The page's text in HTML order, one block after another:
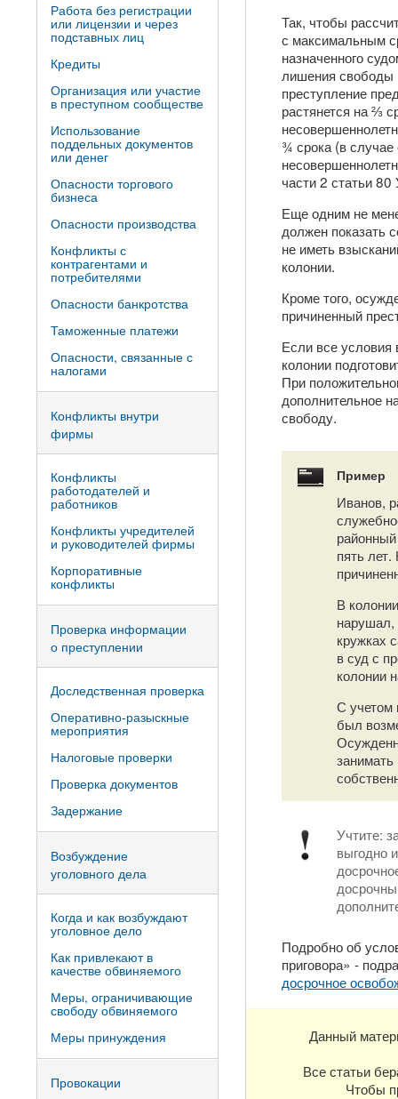
Так, чтобы
с максимальным
назначенного
лишения свободы
преступление
растянется на ⅔
¾ срока (в случае
части 2 статьи
Еще одним не
должен показать
не иметь
колонии.
Кроме того,
причиненный
Если все
колонии
При
дополнительное
свободу.
Пример
Иванов,
пять
В
нарушал,
кружках
в суд с
колонии
С учетом
был
Учтите:
выгодно
Подробно об
приговора» -
досрочное
Данный
Все статьи
Чтобы
Работа без регистрации
или лицензии и через
подставных лиц
Кредиты
Организация или участие
в преступном сообществе
Использование
поддельных документов
или денег
Опасности торгового
бизнеса
Опасности производства
Конфликты с
контрагентами и
потребителями
Опасности банкротства
Таможенные платежи
Опасности, связанные с
налогами
Конфликты внутри
фирмы
Конфликты
работодателей и
работников
Конфликты учредителей
и руководителей фирмы
Корпоративные
конфликты
Проверка информации
о преступлении
Доследственная проверка
Оперативно-разыскные
мероприятия
Налоговые проверки
Проверка документов
Задержание
Возбуждение
уголовного дела
Когда и как возбуждают
уголовное дело
Как привлекают в
качестве обвиняемого
Меры, ограничивающие
свободу обвиняемого
Меры принуждения
Провокации